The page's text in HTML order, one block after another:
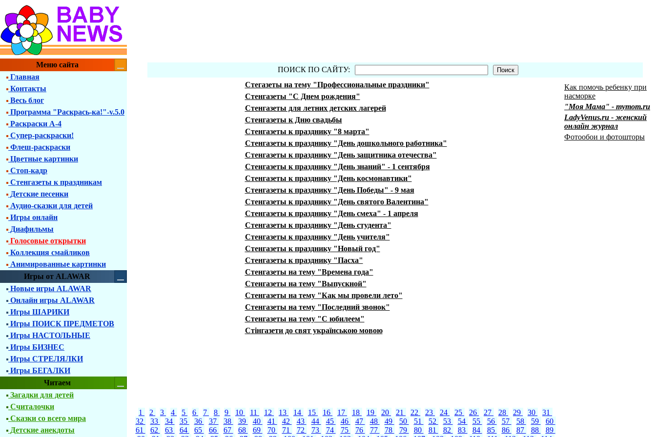
Меню сайта
Главная
Контакты
Весь блог
Программа "Раскрась-ка!"-v.5.0
Раскраски А-4
Супер-раскраски!
Флеш-раскраски
Цветные картинки
Стоп-кадр
Стенгазеты к праздникам
Детские песенки
Аудио-сказки для детей
Игры онлайн
Диафильмы
Голосовые открытки
Коллекция смайликов
Анимированные картинки
Игры от ALAWAR
Новые игры ALAWAR
Онлайн игры ALAWAR
Игры ШАРИКИ
Игры ПОИСК ПРЕДМЕТОВ
Игры НАСТОЛЬНЫЕ
Игры БИЗНЕС
Игры СТРЕЛЯЛКИ
Игры БЕГАЛКИ
Читаем
Загадки для детей
Считалочки
Сказки со всего мира
Детские анекдоты
ПОИСК ПО САЙТУ:
Стегазеты на тему "Профессиональные праздники"
Стенгазеты "С Днем рождения"
Стенгазеты для летних детских лагерей
Стенгазеты к Дню свадьбы
Стенгазеты к празднику "8 марта"
Стенгазеты к празднику "День дошкольного работника"
Стенгазеты к празднику "День защитника отечества"
Стенгазеты к празднику "День знаний" - 1 сентября
Стенгазеты к празднику "День космонавтики"
Стенгазеты к празднику "День Победы" - 9 мая
Стенгазеты к празднику "День святого Валентина"
Стенгазеты к празднику "День смеха" - 1 апреля
Стенгазеты к празднику "День студента"
Стенгазеты к празднику "День учителя"
Стенгазеты к празднику "Новый год"
Стенгазеты к празднику "Пасха"
Стенгазеты на тему "Времена года"
Стенгазеты на тему "Выпускной"
Стенгазеты на тему "Как мы провели лето"
Стенгазеты на тему "Последний звонок"
Стенгазеты на тему "С юбилеем"
Стінгазети до свят українською мовою
1 2 3 4 5 6 7 8 9 10 11 12 13 14 15 16 17 18 19 20 21 22 23 24 25 26 27 28 29 30
31
32
33 34 35 36 37 38 39 40 41 42 43 44 45 46 47 48 49 50 51 52 53 54 55 56 57 58 59
60
61
62 63 64 65 66 67 68 69 70 71 72 73 74 75 76 77 78 79 80 81 82 83 84 85 86 87 88
89
Как помочь ребенку при
насморке
"Моя Мама" - mymom.ru
LadyVenus.ru - женский
онлайн журнал
Фотообои и фотошторы